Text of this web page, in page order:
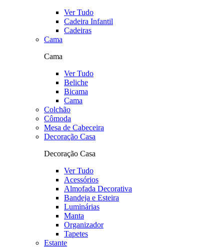
Ver Tudo
Cadeira Infantil
Cadeiras
Cama
Cama
Ver Tudo
Beliche
Bicama
Cama
Colchão
Cômoda
Mesa de Cabeceira
Decoração Casa
Decoração Casa
Ver Tudo
Acessórios
Almofada Decorativa
Bandeja e Esteira
Luminárias
Manta
Organizador
Tapetes
Estante